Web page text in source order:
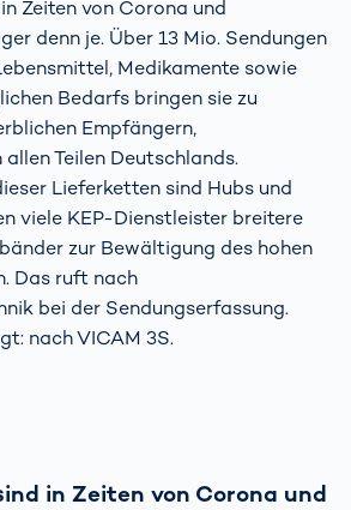
Zeiten von Corona und
denn je. Über 13 Mio. Sendungen
Medikamente sowie
Bedarfs bringen sie zu
Empfängern,
Teilen Deutschlands.
Lieferketten sind Hubs und
viele KEP-Dienstleister breitere
zur Bewältigung des hohen
Das ruft nach
bei der Sendungserfassung.
nach VICAM 3S.
in Zeiten von Corona und